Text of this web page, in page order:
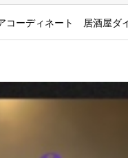
コーディネート 居酒屋ダ